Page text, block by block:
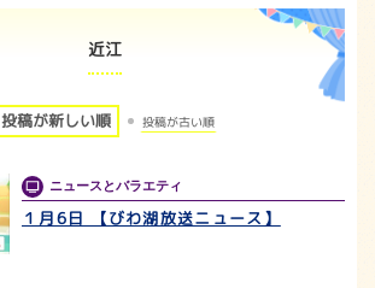
近江
投稿が新しい順 投稿が古い順
ニュースとバラエティ
１月6日 【びわ湖放送ニュース】